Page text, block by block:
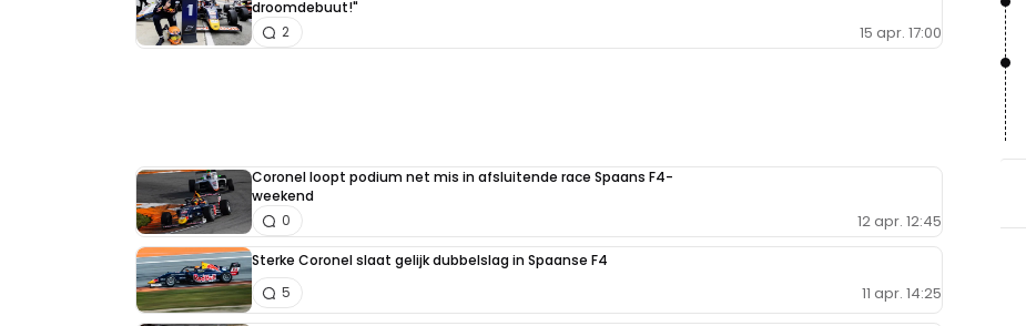
droomdebuut!"
15 apr. 17:00
2
Coronel loopt podium net mis in afsluitende race Spaans F4-
weekend
12 apr. 12:45
0
Sterke Coronel slaat gelijk dubbelslag in Spaanse F4
11 apr. 14:25
5